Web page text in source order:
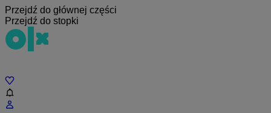
Przejdź do głównej części
Przejdź do stopki